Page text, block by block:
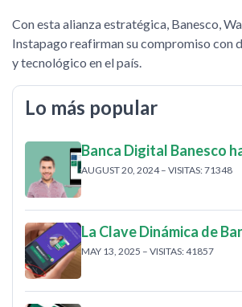
Con esta alianza estratégica, Banesco,
Instapago reafirman su compromiso con
y tecnológico en el país.
Lo más popular
Banca Digital Banesco
AUGUST 20, 2024 – VISITAS: 71348
La Clave Dinámica de
MAY 13, 2025 – VISITAS: 41857